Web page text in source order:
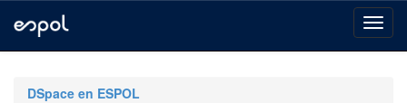
navigationDSpace en ESPOL